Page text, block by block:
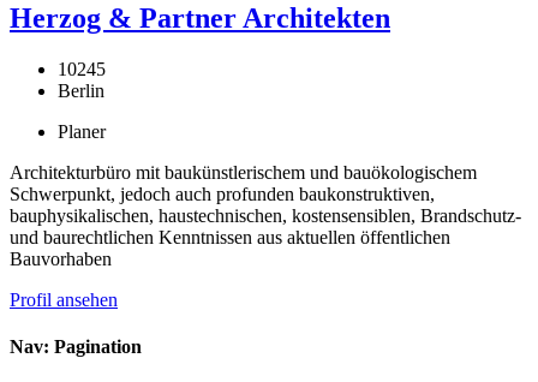
Herzog & Partner Architekten
10245
Berlin
Planer
Architekturbüro mit baukünstlerischem und bauökologischem
Schwerpunkt, jedoch auch profunden baukonstruktiven,
bauphysikalischen, haustechnischen, kostensensiblen, Brandschutz-
und baurechtlichen Kenntnissen aus aktuellen öffentlichen
Bauvorhaben
Profil ansehen
Nav: Pagination